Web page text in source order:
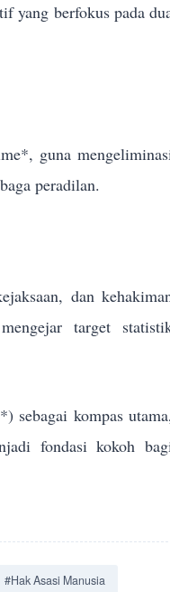
yang berfokus pada
guna
peradilan.
dan
target
sebagai kompas
fondasi kokoh
#Hak Asasi Manusia